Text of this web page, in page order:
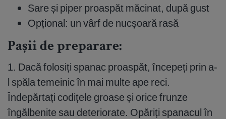
Sare și piper proaspăt măcinat, după gust
Opțional: un vârf de nucșoară rasă
Pașii de preparare:
1. Dacă folosiți spanac proaspăt, începeți prin a-
l spăla temeinic în mai multe ape reci.
Îndepărtați codițele groase și orice frunze
îngălbenite sau deteriorate. Opăriți spanacul în